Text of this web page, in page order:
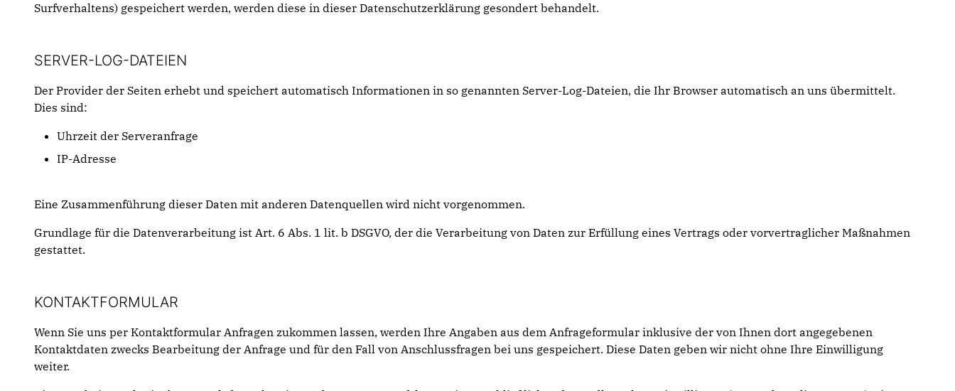
Surfverhaltens) gespeichert werden, werden diese in dieser Datenschutzerklärung gesondert behandelt.
SERVER-LOG-DATEIEN
Der Provider der Seiten erhebt und speichert automatisch Informationen in so genannten Server-Log-Dateien, die Ihr Browser automatisch an uns übermittelt.
Dies sind:
Uhrzeit der Serveranfrage
IP-Adresse
Eine Zusammenführung dieser Daten mit anderen Datenquellen wird nicht vorgenommen.
Grundlage für die Datenverarbeitung ist Art. 6 Abs. 1 lit. b DSGVO, der die Verarbeitung von Daten zur Erfüllung eines Vertrags oder vorvertraglicher Maßnahmen
gestattet.
KONTAKTFORMULAR
Wenn Sie uns per Kontaktformular Anfragen zukommen lassen, werden Ihre Angaben aus dem Anfrageformular inklusive der von Ihnen dort angegebenen
Kontaktdaten zwecks Bearbeitung der Anfrage und für den Fall von Anschlussfragen bei uns gespeichert. Diese Daten geben wir nicht ohne Ihre Einwilligung
weiter.